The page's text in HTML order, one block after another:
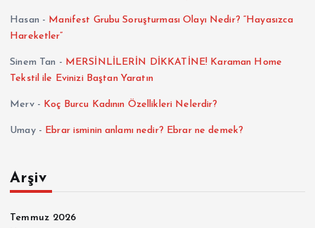
Hasan - Manifest Grubu Soruşturması Olayı Nedir? “Hayasızca
Hareketler”
Sinem Tan - MERSİNLİLERİN DİKKATİNE! Karaman Home
Tekstil ile Evinizi Baştan Yaratın
Merv- Koç Burcu Kadının Özellikleri Nelerdir?
Umay- Ebrar isminin anlamı nedir? Ebrar ne demek?
Arşiv
Temmuz 2026